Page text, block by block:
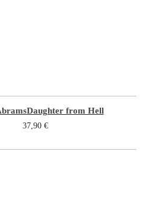
Daughter from Hell
37,90 €